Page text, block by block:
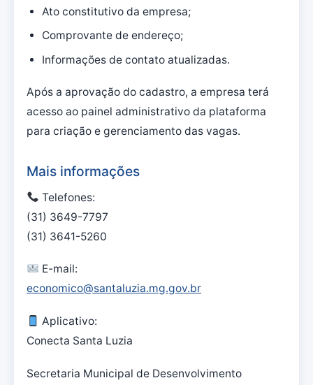
Ato constitutivo da empresa;
Comprovante de endereço;
Informações de contato atualizadas.
Após a aprovação do cadastro, a empresa terá
acesso ao painel administrativo da plataforma
para criação e gerenciamento das vagas.
Mais informações
Telefones:
(31) 3649-7797
(31) 3641-5260
E-mail:
economico@santaluzia.mg.gov.br
Aplicativo:
Conecta Santa Luzia
Secretaria Municipal de Desenvolvimento